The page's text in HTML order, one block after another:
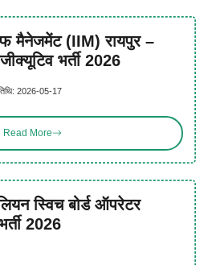
मैनेजमेंट (IIM) रायपुर –
भर्ती 2026
2026-05-17
Read More
स्विच बोर्ड ऑपरेटर
2026